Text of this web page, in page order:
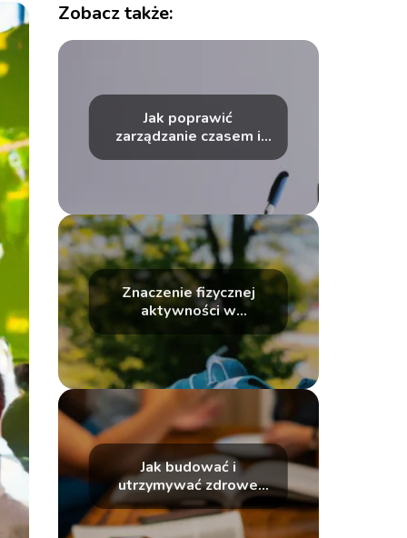
Zobacz także:
Jak poprawić
zarządzanie czasem i
Znaczenie fizycznej
aktywności w
codziennym rozwoju
osobistym
Jak budować i
utrzymywać zdrowe
relacje międzyludzkie